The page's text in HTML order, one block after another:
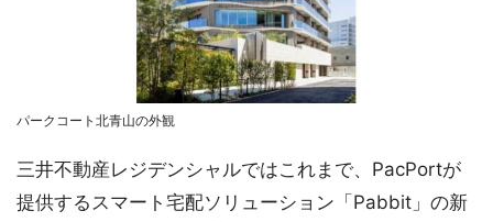
パークコート北青山の外観
三井不動産レジデンシャルではこれまで、PacPortが
提供するスマート宅配ソリューション「Pabbit」の新